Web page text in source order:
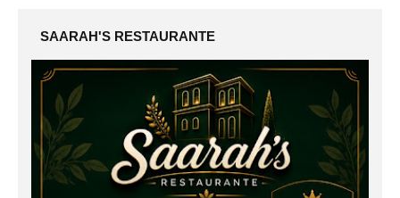
SAARAH'S RESTAURANTE